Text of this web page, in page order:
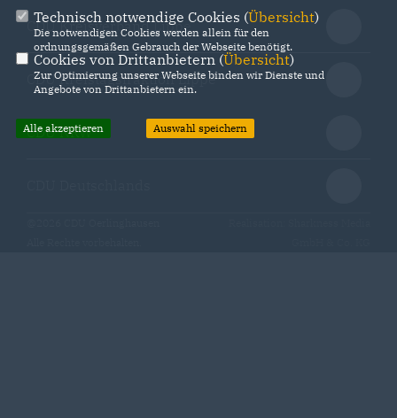
CDU Kreisverband Lippe
CDU Kreistagsfraktion Lippe
CDU NRW
Technisch notwendige Cookies (Übersicht)
Die notwendigen Cookies werden allein für den
ordnungsgemäßen Gebrauch der Webseite benötigt.
Cookies von Drittanbietern (Übersicht)
Zur Optimierung unserer Webseite binden wir Dienste und
Angebote von Drittanbietern ein.
Alle akzeptieren Auswahl speichern